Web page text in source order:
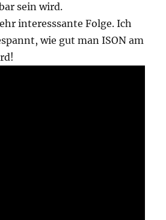
sein wird.
interesssante Folge. Ich
wie gut man ISON am